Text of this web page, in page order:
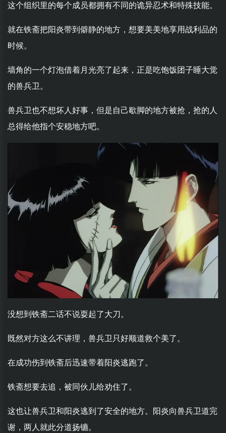
这个组织里的每个成员都拥有不同的诡异忍术和特殊技能。
就在铁斋把阳炎带到僻静的地方，想要美美地享用战利品的
时候。
墙角的一个灯泡借着月光亮了起来，正是吃饱饭团子睡大觉
的兽兵卫。
兽兵卫也不想坏人好事，但是自己歇脚的地方被抢，抢的人
总得给他指个安稳地方吧。
没想到铁斋二话不说耍起了大刀。
既然对方这么不讲理，兽兵卫只好顺道救个美了。
在成功伤到铁斋后迅速带着阳炎逃跑了。
铁斋想要去追，被同伙儿给劝住了。
这也让兽兵卫和阳炎逃到了安全的地方。阳炎向兽兵卫道完
谢，两人就此分道扬镳。